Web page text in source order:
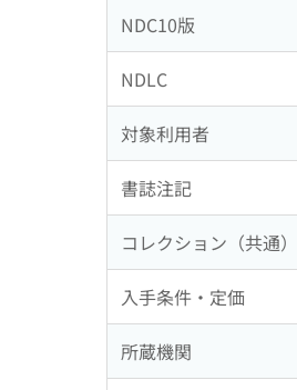
NDC10版
NDLC
対象利用者
書誌注記
コレクション（共通）
入手条件・定価
所蔵機関